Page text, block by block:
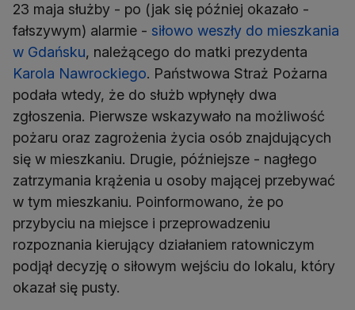
23 maja służby - po (jak się później okazało -
fałszywym) alarmie - siłowo weszły do mieszkania
w Gdańsku, należącego do matki prezydenta
Karola Nawrockiego. Państwowa Straż Pożarna
podała wtedy, że do służb wpłynęły dwa
zgłoszenia. Pierwsze wskazywało na możliwość
pożaru oraz zagrożenia życia osób znajdujących
się w mieszkaniu. Drugie, późniejsze - nagłego
zatrzymania krążenia u osoby mającej przebywać
w tym mieszkaniu. Poinformowano, że po
przybyciu na miejsce i przeprowadzeniu
rozpoznania kierujący działaniem ratowniczym
podjął decyzję o siłowym wejściu do lokalu, który
okazał się pusty.